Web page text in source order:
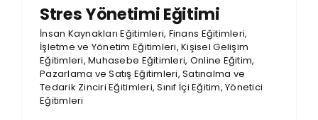
Stres Yönetimi Eğitimi
İnsan Kaynakları Eğitimleri, Finans Eğitimleri,
İşletme ve Yönetim Eğitimleri,Kişisel Gelişim
Eğitimleri,Muhasebe Eğitimleri, Online Eğitim,
Pazarlama ve Satış Eğitimleri,Satınalma ve
Tedarik Zinciri Eğitimleri,Sınıf İçi Eğitim,Yönetici
Eğitimleri